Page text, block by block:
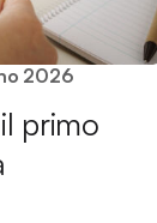
2026
primo